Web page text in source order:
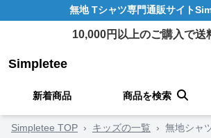
無地 Tシャツ専門通販サイト
10,000円以上のご購入で送
Simpletee
新着商品 商品を検索
Simpletee TOP › キッズの一覧 › 無地シャ